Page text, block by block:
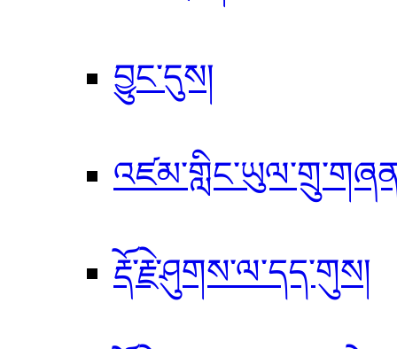
བྱུང་དུས།
རྡོ་རྗེ་ཤུགས་ལ་དད་གུས།